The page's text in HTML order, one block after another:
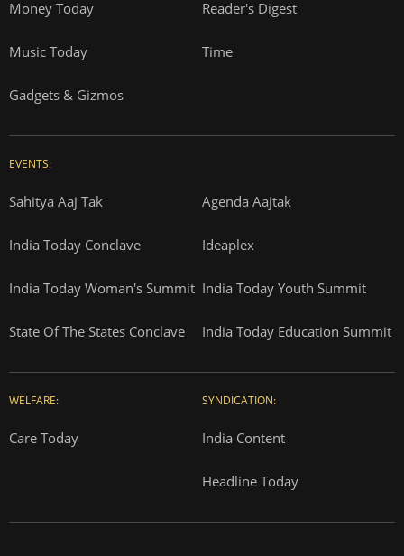
Money Today Reader's Digest
Music Today Time
Gadgets & Gizmos
EVENTS:
Sahitya Aaj Tak Agenda Aajtak
India Today Conclave Ideaplex
India Today Woman's Summit India Today Youth Summit
State Of The States Conclave India Today Education Summit
WELFARE:
Care Today
SYNDICATION:
India Content
Headline Today